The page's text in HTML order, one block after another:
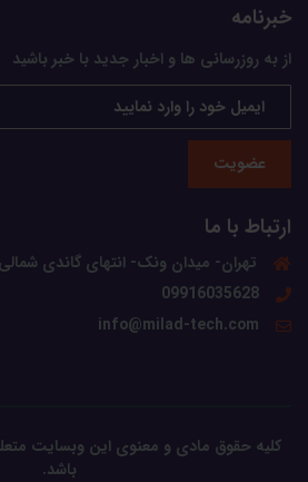
خبرنامه
از به روزرسانی ها و اخبار جدید با خبر باشید
عضویت
ارتباط با ما
تهران- میدان ونک- انتهای گاندی شمالی
09916035628
info@milad-tech.com
کلیه حقوق مادی و معنوی این وبسایت
باشد.